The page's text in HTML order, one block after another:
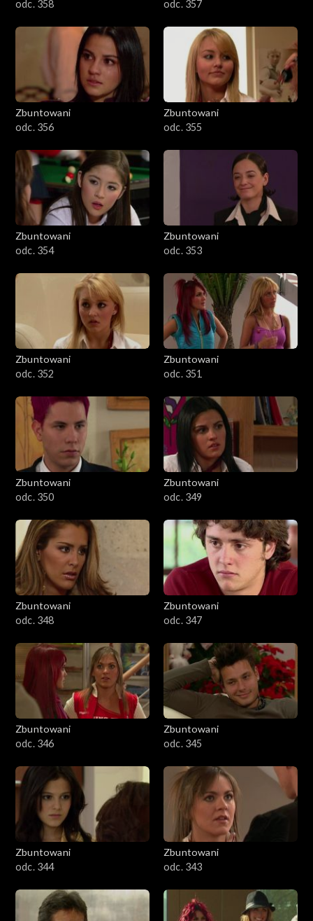
odc. 358 odc. 357
Zbuntowani
odc. 356
Zbuntowani
odc. 355
Zbuntowani
odc. 354
Zbuntowani
odc. 353
Zbuntowani
odc. 352
Zbuntowani
odc. 351
Zbuntowani
odc. 350
Zbuntowani
odc. 349
Zbuntowani
odc. 348
Zbuntowani
odc. 347
Zbuntowani
odc. 346
Zbuntowani
odc. 345
Zbuntowani
odc. 344
Zbuntowani
odc. 343